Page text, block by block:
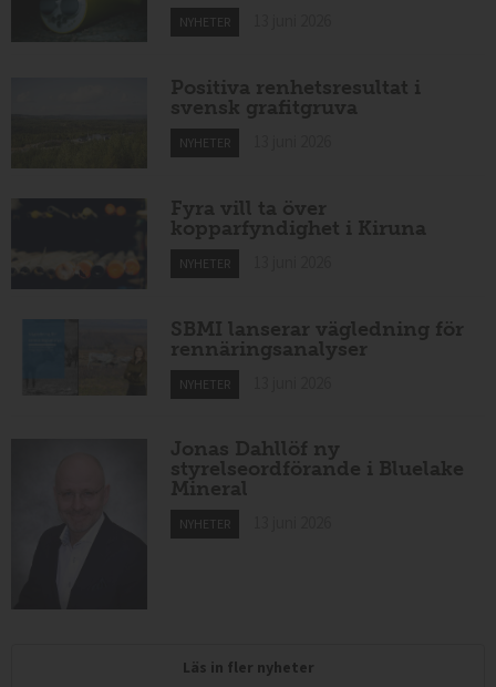
NYHETER
Positiva renhetsresultat i
svensk grafitgruva
NYHETER
Fyra vill ta över
kopparfyndighet i Kiruna
NYHETER
SBMI lanserar vägledning för
rennäringsanalyser
NYHETER
Jonas Dahllöf ny
styrelseordförande i Bluelake
Mineral
NYHETER
Läs in fler nyheter